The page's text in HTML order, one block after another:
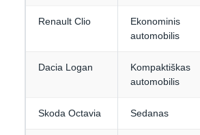
Renault Clio
Ekonominis
automobilis
Dacia Logan
Kompaktiškas
automobilis
Skoda Octavia Sedanas